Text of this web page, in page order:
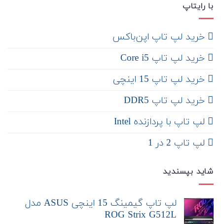
با رایتاپ
‌ خرید لپ تاپ اپن‌باکس
خرید لپ تاپ Core i5
‌‌ خرید لپ تاپ 15 اینچی
خرید لپ تاپ DDR5
لپ تاپ با پردازنده Intel
لپ تاپ 2 در 1
شاید بپسندید
لپ تاپ گیمینگ 15 اینچی ASUS مدل
ROG Strix G512L